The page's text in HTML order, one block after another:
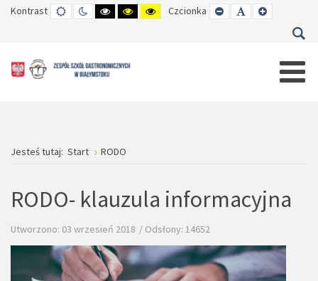
Kontrast TRYB
DOMYŚLNY
TRYB
DZIENNY
WYSOKI
CZARNO-
WYSOKI
CZARNO-
WYSOKI
ŻÓŁTO-
Czcionka SET
SMALLER
SET
DEFAULT
SET
LARGER
Jesteś tutaj: Start RODO
RODO- klauzula informacyjna
Utworzono: 03 wrzesień 2018 Odsłony: 14652